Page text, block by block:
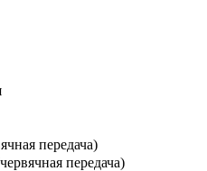
передача)
передача)